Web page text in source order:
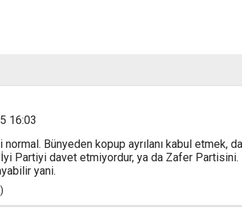
16:03
Bünyeden kopup ayrılanı kabul etmek,
Partiyi davet etmiyordur, ya da Zafer Partisini.
yani.